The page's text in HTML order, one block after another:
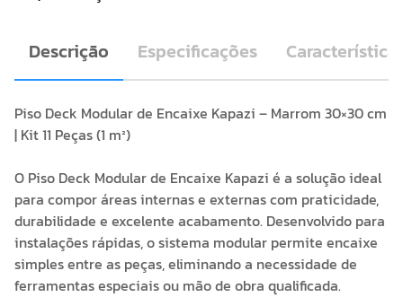
Descrição Especificações
Piso Deck Modular de Encaixe Kapazi – Marrom 30×30 cm
| Kit 11 Peças (1 m²)
O Piso Deck Modular de Encaixe Kapazi é a solução ideal
para compor áreas internas e externas com praticidade,
durabilidade e excelente acabamento. Desenvolvido para
instalações rápidas, o sistema modular permite encaixe
simples entre as peças, eliminando a necessidade de
ferramentas especiais ou mão de obra qualificada.